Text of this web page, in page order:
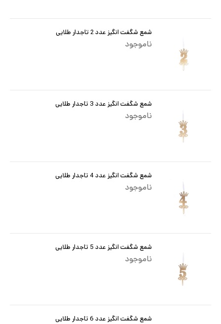
شمع شگفت انگیز عدد 2 تاجدار طلایی
ناموجود
شمع شگفت انگیز عدد 3 تاجدار طلایی
ناموجود
شمع شگفت انگیز عدد 4 تاجدار طلایی
ناموجود
شمع شگفت انگیز عدد 5 تاجدار طلایی
ناموجود
شمع شگفت انگیز عدد 6 تاجدار طلایی